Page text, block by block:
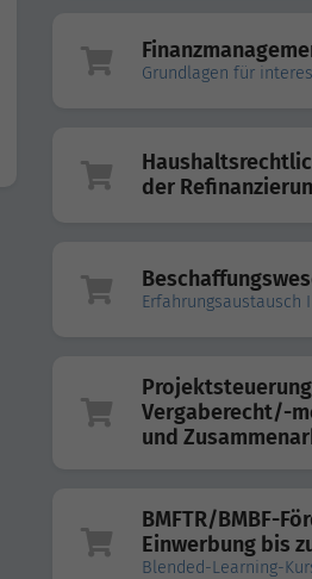
Grundlagen für
der
Erfahrungsaustausch I
Vergaberecht/-
und
BMFTR/BMBF-
Einwerbung bis
Blended-Learning-